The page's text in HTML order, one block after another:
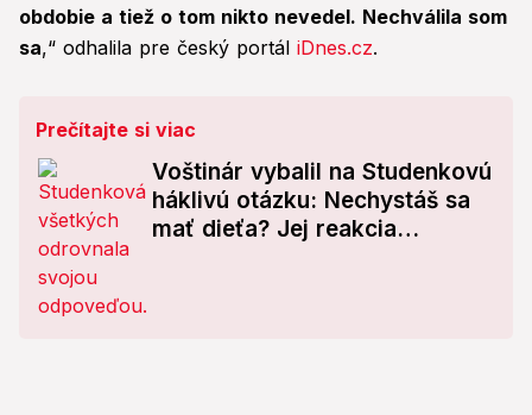
obdobie a tiež o tom nikto nevedel. Nechválila som
sa,“ odhalila pre český portál iDnes.cz.
Prečítajte si viac
Voštinár vybalil na Studenkovú
háklivú otázku: Nechystáš sa
mať dieťa? Jej reakcia